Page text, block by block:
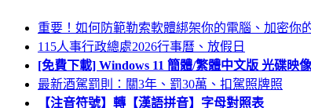
重要！如何防範勒索軟體綁架你的電腦、加密你
115人事行政總處2026行事曆、放假日
[免費下載] Windows 11 簡體/繁體中文版 光碟映
最新酒駕罰則：關3年、罰30萬、扣駕照牌照
【注音符號】轉【漢語拼音】字母對照表